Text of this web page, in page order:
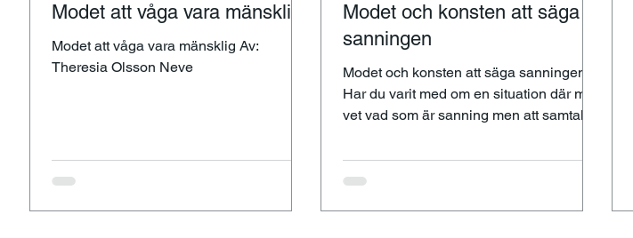
Modet att våga vara mänsklig
Modet att våga vara mänsklig Av:
Theresia Olsson Neve
Modet och konsten att säga
sanningen
Modet och konsten att säga sanningen.
Har du varit med om en situation där man
vet vad som är sanning men att samtalet